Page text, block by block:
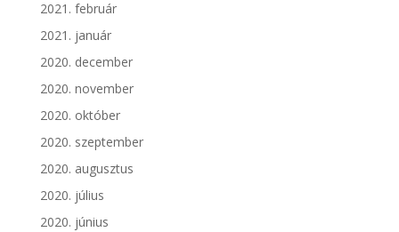
2021. február
2021. január
2020. december
2020. november
2020. október
2020. szeptember
2020. augusztus
2020. július
2020. június